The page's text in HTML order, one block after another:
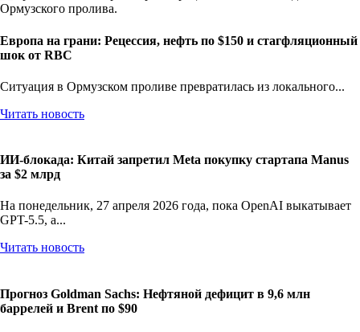
Европа на грани: Рецессия, нефть по $150 и стагфляционный
шок от RBC
Ситуация в Ормузском проливе превратилась из локального...
Читать новость
ИИ-блокада: Китай запретил Meta покупку стартапа Manus
за $2 млрд
На понедельник, 27 апреля 2026 года, пока OpenAI выкатывает
GPT-5.5, а...
Читать новость
Прогноз Goldman Sachs: Нефтяной дефицит в 9,6 млн
баррелей и Brent по $90